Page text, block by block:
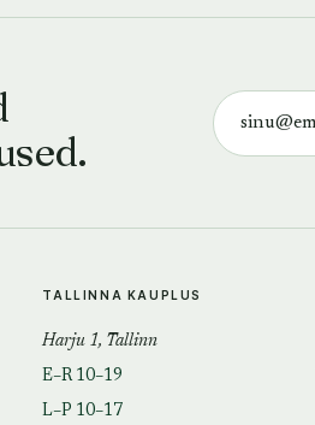
TALLINNA KAUPLUS
Harju 1, Tallinn
E–R 10–19
L–P 10–17